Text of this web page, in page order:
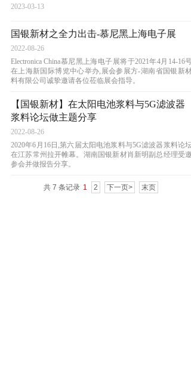
2023-03-13
国银新材之全力出击-慕尼黑上海电子展
2022-08-26
Electronica China慕尼黑上海电子展将于2021年4月14-16号
在上海新国际博览中心举办,展会参展方-湖南省国银新材
料有限公司诚挚邀请各位莅临展会指导。
【国银新材】在太阳电池浆料与5G滤波器
浆料论坛做主题分享
2022-08-26
2020年6月16日,第六届太阳电池浆料与5G滤波器浆料论坛
在江苏常州拉开帷幕。湖南国银新材肖新明副总经理受邀
参会并做报告分享。
共 7 条记录 1 2 下一页> 末页